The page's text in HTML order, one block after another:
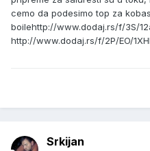
cemo da podesimo top za
boilehttp://www.dodaj.rs/f/3S/
http://www.dodaj.rs/f/2P/EO/
Srkijan